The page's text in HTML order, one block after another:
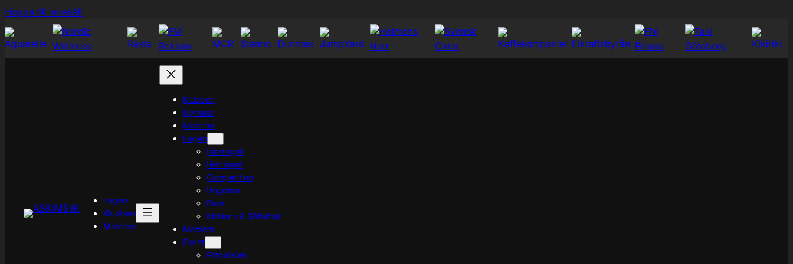
Hoppa till innehåll
till
Lagen
Klubben
Matcher
Klubben
Nyheter
Matcher
Lagen
Damlaget
Herrlaget
Competition
Ungdom
Barn
Motions & Gåfotboll
Medlem
Event
Fotbollslek